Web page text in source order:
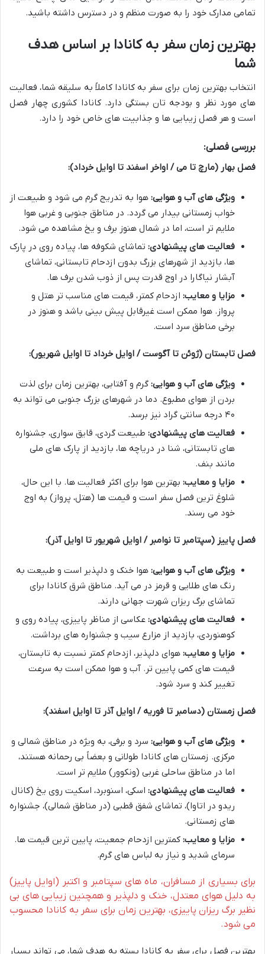
تمامی مدارک خود را به صورت منظم و در دسترس داشته باشید.
بهترین زمان سفر به کانادا بر اساس هدف
شما
انتخاب بهترین زمان برای سفر به کانادا کاملاً به سلیقه شما، فعالیت
های مورد نظر و بودجه تان بستگی دارد. کانادا کشوری چهار فصل
است و هر فصل زیبایی ها و جذابیت های خاص خود را دارد.
بررسی فصلی:
فصل بهار (مارچ تا می / اواخر اسفند تا اوایل خرداد):
ویژگی های آب و هوایی: هوا به تدریج گرم می شود و طبیعت از
خواب زمستانی بیدار می گردد. در مناطق جنوبی و غربی هوا
ملایم تر است، اما در شمال هنوز برف و یخ مشاهده می شود.
فعالیت های پیشنهادی: تماشای شکوفه ها، پیاده روی در پارک
ها، بازدید از شهرهای بزرگ بدون ازدحام تابستانی، تماشای
آبشار نیاگارا در اوج قدرت پس از ذوب شدن برف ها.
مزایا و معایب: ازدحام کمتر، قیمت های مناسب تر هتل و
پرواز. هوا ممکن است غیرقابل پیش بینی باشد و هنوز در
برخی مناطق سرد است.
فصل تابستان (ژوئن تا آگوست / اوایل خرداد تا اوایل شهریور):
ویژگی های آب و هوایی: گرم و آفتابی، بهترین زمان برای لذت
بردن از هوای مطبوع. دما در شهرهای بزرگ جنوبی می تواند به
۴۰ درجه سانتی گراد نیز برسد.
فعالیت های پیشنهادی: طبیعت گردی، قایق سواری، جشنواره
های تابستانی، شنا در دریاچه ها، بازدید از پارک های ملی
مانند بنف.
مزایا و معایب: بهترین هوا برای اکثر فعالیت ها. با این حال،
شلوغ ترین فصل سفر است و قیمت ها (هتل، پرواز) به اوج
خود می رسند.
فصل پاییز (سپتامبر تا نوامبر / اوایل شهریور تا اوایل آذر):
ویژگی های آب و هوایی: هوا خنک و دلپذیر است و طبیعت به
رنگ های طلایی و قرمز در می آید. مناطق شرق کانادا برای
تماشای برگ ریزان شهرت جهانی دارند.
فعالیت های پیشنهادی: عکاسی از مناظر پاییزی، پیاده روی و
کوهنوردی، بازدید از مزارع سیب و جشنواره های برداشت.
مزایا و معایب: هوای دلپذیر، ازدحام کمتر نسبت به تابستان،
قیمت های کمی پایین تر. آب و هوا ممکن است به سرعت
تغییر کند و سرد شود.
فصل زمستان (دسامبر تا فوریه / اوایل آذر تا اوایل اسفند):
ویژگی های آب و هوایی: سرد و برفی، به ویژه در مناطق شمالی و
مرکزی. زمستان های کانادا طولانی و بعضاً بی رحمانه هستند،
اما در مناطق ساحلی غربی (ونکوور) ملایم تر است.
فعالیت های پیشنهادی: اسکی، اسنوبرد، اسکیت روی یخ (کانال
ریدو در اتاوا)، تماشای شفق قطبی (در مناطق شمالی)، جشنواره
های زمستانی.
مزایا و معایب: کمترین ازدحام جمعیت، پایین ترین قیمت ها.
سرمای شدید و نیاز به لباس های گرم.
برای بسیاری از مسافران، ماه های سپتامبر و اکتبر (اوایل پاییز)
به دلیل هوای معتدل، خنک و دلپذیر و همچنین زیبایی های بی
نظیر برگ ریزان پاییزی، بهترین زمان برای سفر به کانادا محسوب
می شود.
بهترین فصل برای سفر به کانادا بسته به هدف شما، می تواند بسیار